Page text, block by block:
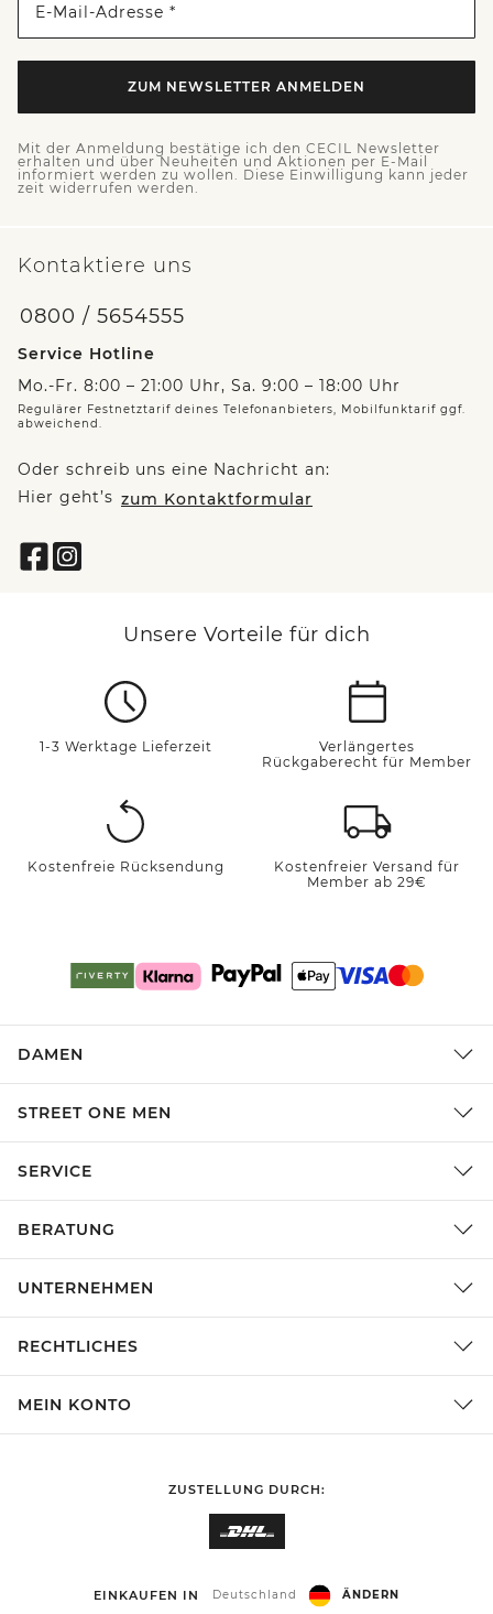
E-Mail-Adresse *
ZUM NEWSLETTER ANMELDEN
Mit der Anmeldung bestätige ich den CECIL Newsletter
erhalten und über Neuheiten und Aktionen per E-Mail
informiert werden zu wollen. Diese Einwilligung kann jeder
zeit widerrufen werden.
Kontaktiere uns
0800 / 5654555
Service Hotline
Mo.-Fr. 8:00 – 21:00 Uhr, Sa. 9:00 – 18:00 Uhr
Regulärer Festnetztarif deines Telefonanbieters, Mobilfunktarif ggf.
abweichend.
Oder schreib uns eine Nachricht an:
Hier geht’s zum Kontaktformular
Unsere Vorteile für dich
1-3 Werktage Lieferzeit
Verlängertes
Rückgaberecht für Member
Kostenfreie Rücksendung
Kostenfreier Versand für
Member ab 29€
DAMEN
STREET ONE MEN
SERVICE
BERATUNG
UNTERNEHMEN
RECHTLICHES
MEIN KONTO
ZUSTELLUNG DURCH:
EINKAUFEN IN Deutschland ÄNDERN